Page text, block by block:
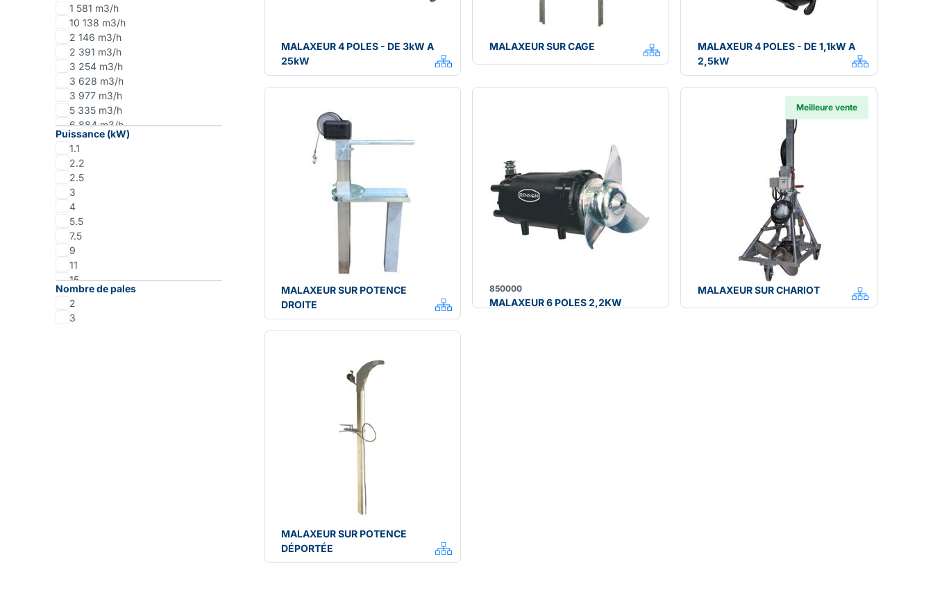
1 581 m3/h
10 138 m3/h
2 146 m3/h
2 391 m3/h
3 254 m3/h
3 628 m3/h
3 977 m3/h
5 335 m3/h
6 884 m3/h
876 m3/h
Puissance (kW)
1.1
2.2
2.5
3
4
5.5
7.5
9
11
15
18.5
25
Nombre de pales
2
3
MALAXEUR 4 POLES - DE 3kW A
25kW
MALAXEUR SUR CAGE
MALAXEUR 4 POLES - DE 1,1kW A
2,5kW
MALAXEUR SUR POTENCE
DROITE
850000
MALAXEUR 6 POLES 2,2KW
Meilleure vente
MALAXEUR SUR CHARIOT
MALAXEUR SUR POTENCE
DÉPORTÉE